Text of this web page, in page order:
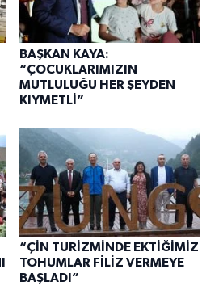
BAŞKAN KAYA:
“ÇOCUKLARIMIZIN
MUTLULUĞU HER ŞEYDEN
KIYMETLİ”
“ÇİN TURİZMİNDE EKTİĞİMİZ
TOHUMLAR FİLİZ VERMEYE
BAŞLADI”